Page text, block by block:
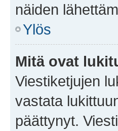
näiden
Ylös
Mitä ovat
Viestiketjujen
vastata
päättynyt.